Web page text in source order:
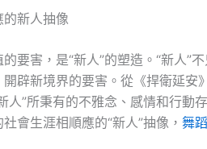
新人抽像
要害，是“新人”的塑造。“新人”
辟新境界的要害。從《捍衛延安
人”所秉有的不雅念、感情和行動
會生涯相順應的“新人”抽像， 舞